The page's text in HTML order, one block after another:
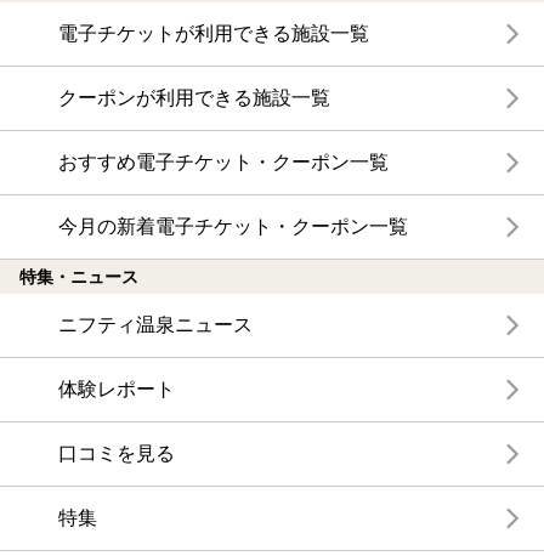
電子チケットが利用できる施設一覧
クーポンが利用できる施設一覧
おすすめ電子チケット・クーポン一覧
今月の新着電子チケット・クーポン一覧
特集・ニュース
ニフティ温泉ニュース
体験レポート
口コミを見る
特集